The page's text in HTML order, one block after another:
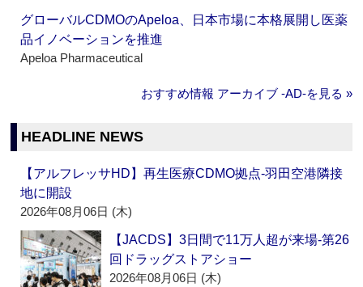
グローバルCDMOのApeloa、日本市場に本格展開し医薬
品イノベーションを推進
Apeloa Pharmaceutical
おすすめ情報 アーカイブ ‐AD‐を見る »
HEADLINE NEWS
【アルフレッサHD】再生医療CDMO拠点‐羽田空港隣接
地に開設
2026年08月06日 (木)
【JACDS】3日間で11万人超が来場‐第26
回ドラッグストアショー
2026年08月06日 (木)